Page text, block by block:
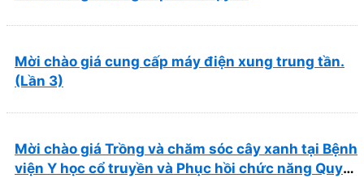
Mời chào giá cung cấp máy điện xung trung tần.
(Lần 3)
Mời chào giá Trồng và chăm sóc cây xanh tại Bệnh
viện Y học cổ truyền và Phục hồi chức năng Quy